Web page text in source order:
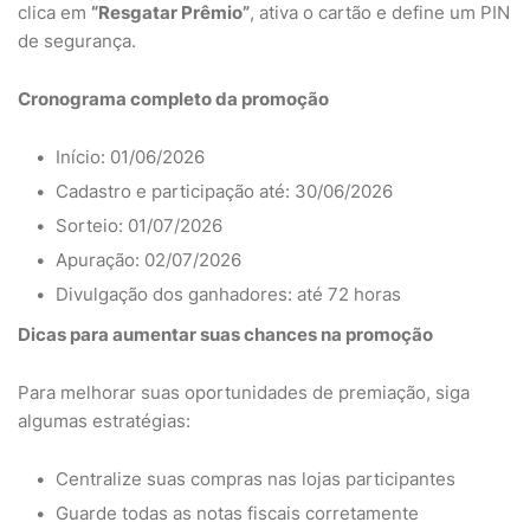
clica em “Resgatar Prêmio”, ativa o cartão e define um PIN
de segurança.
Cronograma completo da promoção
Início: 01/06/2026
Cadastro e participação até: 30/06/2026
Sorteio: 01/07/2026
Apuração: 02/07/2026
Divulgação dos ganhadores: até 72 horas
Dicas para aumentar suas chances na promoção
Para melhorar suas oportunidades de premiação, siga
algumas estratégias:
Centralize suas compras nas lojas participantes
Guarde todas as notas fiscais corretamente